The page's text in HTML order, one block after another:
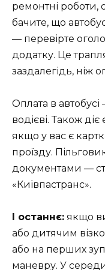
ремонтні роботи,
бачите, що
— перевірте
додатку. Це
заздалегідь, ніж
Оплата в
водієві. Також
якщо у вас є
проїзду.
документами —
«Київпастранс».
І останнє: якщо
або дитячим
або на перших
маневру. У